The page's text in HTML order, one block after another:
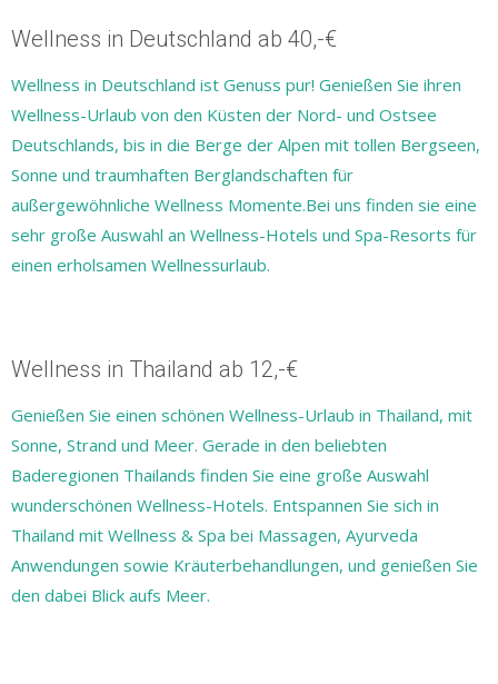
Wellness in Deutschland ab 40,-€
Wellness in Deutschland ist Genuss pur! Genießen Sie ihren
Wellness-Urlaub von den Küsten der Nord- und Ostsee
Deutschlands, bis in die Berge der Alpen mit tollen Bergseen,
Sonne und traumhaften Berglandschaften für
außergewöhnliche Wellness Momente.Bei uns finden sie eine
sehr große Auswahl an Wellness-Hotels und Spa-Resorts für
einen erholsamen Wellnessurlaub.
Wellness in Thailand ab 12,-€
Genießen Sie einen schönen Wellness-Urlaub in Thailand, mit
Sonne, Strand und Meer. Gerade in den beliebten
Baderegionen Thailands finden Sie eine große Auswahl
wunderschönen Wellness-Hotels. Entspannen Sie sich in
Thailand mit Wellness & Spa bei Massagen, Ayurveda
Anwendungen sowie Kräuterbehandlungen, und genießen Sie
den dabei Blick aufs Meer.